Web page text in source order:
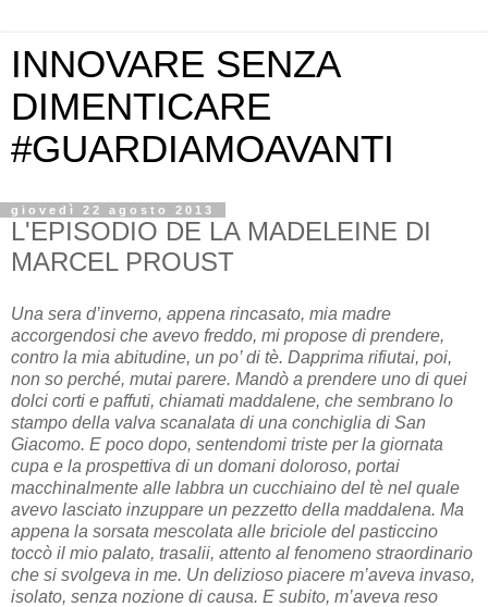
INNOVARE SENZA
DIMENTICARE
#GUARDIAMOAVANTI
giovedì 22 agosto 2013
L'EPISODIO DE LA MADELEINE DI
MARCEL PROUST
Una sera d’inverno, appena rincasato, mia madre
accorgendosi che avevo freddo, mi propose di prendere,
contro la mia abitudine, un po’ di tè. Dapprima rifiutai, poi,
non so perché, mutai parere. Mandò a prendere uno di quei
dolci corti e paffuti, chiamati maddalene, che sembrano lo
stampo della valva scanalata di una conchiglia di San
Giacomo. E poco dopo, sentendomi triste per la giornata
cupa e la prospettiva di un domani doloroso, portai
macchinalmente alle labbra un cucchiaino del tè nel quale
avevo lasciato inzuppare un pezzetto della maddalena. Ma
appena la sorsata mescolata alle briciole del pasticcino
toccò il mio palato, trasalii, attento al fenomeno straordinario
che si svolgeva in me. Un delizioso piacere m’aveva invaso,
isolato, senza nozione di causa. E subito, m’aveva reso